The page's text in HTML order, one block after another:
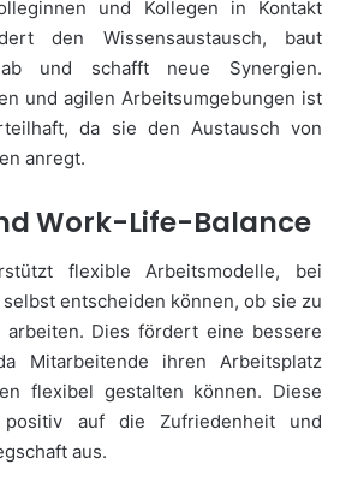
und Kollegen in Kontakt
den Wissensaustausch, baut
ab und schafft neue Synergien.
und agilen Arbeitsumgebungen ist
da sie den Austausch von
anregt.
Work-Life-Balance
flexible Arbeitsmodelle, bei
entscheiden können, ob sie zu
Dies fördert eine bessere
Mitarbeitende ihren Arbeitsplatz
flexibel gestalten können. Diese
auf die Zufriedenheit und
aus.